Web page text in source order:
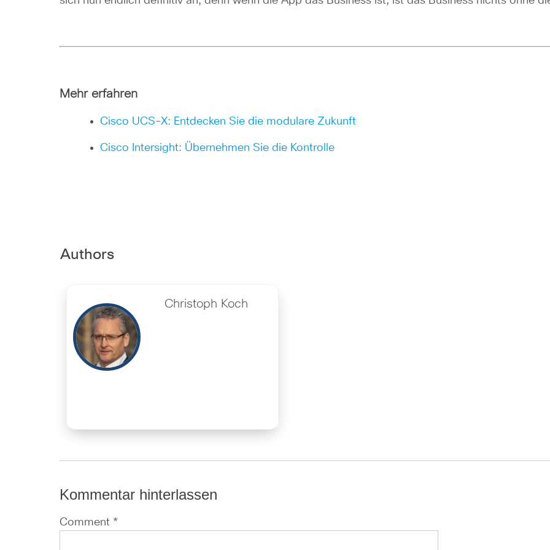
Mehr erfahren
Cisco UCS-X: Entdecken Sie die modulare Zukunft
Cisco Intersight: Übernehmen Sie die Kontrolle
Authors
Christoph Koch
Kommentar hinterlassen
Comment *